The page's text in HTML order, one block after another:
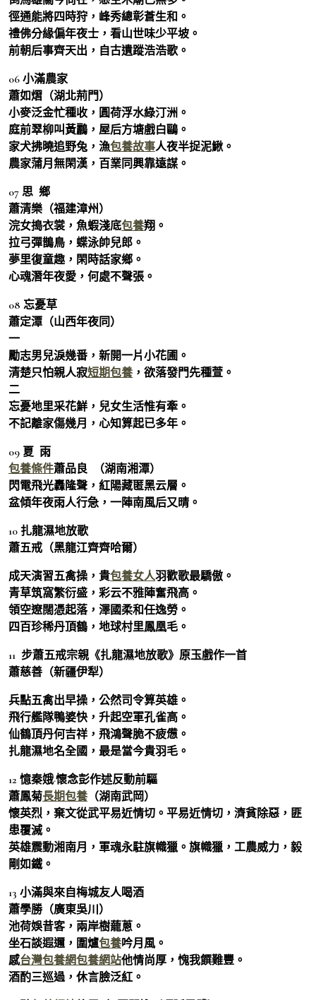
徑通能將四時狩，峰秀總彰蒼生和。
禮佛分緣偏年夜士，看山世味少平坡。
前朝后事齊天出，自古遺蹤浩浩歌。
06 小滿農家
蕭如熠（湖北荊門）
小麥泛金忙種收，圓荷浮水綠汀洲。
庭前翠柳叫黃鸝，屋后方塘戲白鷗。
家犬拂曉追野兔，漁包養故事人夜半捉泥鰍。
農家蒲月無閑漢，百業同興靠遠謀。
07 思 鄉
蕭清樂（福建漳州）
浣女搗衣裳，魚蝦淺底包養翔。
拉弓彈鵲鳥，蝶泳帥兒郎。
夢里復童趣，閑時話家鄉。
心魂潛年夜愛，何處不聲張。
08 忘憂草
蕭定潭（山西年夜同）
一
勵志男兒淚幾番，新開一片小花圃。
清楚只怕親人寂短期包養 ，欲落發門先種萱。
二
忘憂地里采花鮮，兒女生活惟有牽。
不記離家傷幾月，心知算起已多年。
09 夏 雨
包養條件蕭品良 （湖南湘潭）
閃電飛光轟隆聲，紅陽藏匿黑云層。
盆傾年夜雨人行急，一陣南風后又晴。
10 扎龍濕地放歌
蕭五戒（黑龍江齊齊哈爾）
成天演習五禽操，貴包養女人羽歡歌最驕傲。
青草筑窩繁衍盛，彩云不雅陣奮飛高。
領空遼闊憑起落，澤國柔和任逸勞。
四百珍稀丹頂鶴，地球村里鳳凰毛。
11 步蕭五戒宗親《扎龍濕地放歌》原玉戲作一首
蕭慈善（新疆伊犁）
兵點五禽出早操，公然司令算英雄。
飛行艦隊鴨婆快，升起空軍孔雀高。
仙鶴頂丹何吉祥，飛鴻聲脆不疲憊。
扎龍濕地名全國，最是當今貴羽毛。
12 憶秦娥·懷念彭作述反動前驅
蕭鳳菊長期包養 （湖南武岡）
懷英烈，棄文從武平易近情切。平易近情切，濟貧除惡，匪
患覆滅。
英雄震動湘南月，軍魂永駐旗幟獵。旗幟獵，工農威力，毅
剛如鐵。
13 小滿與來自梅城友人喝酒
蕭學勝（廣東吳川）
池荷娛昔客，兩岸樹蘢蔥。
坐石談遐邇，圍爐包養吟月風。
感台灣包養網包養網站他情尚厚，愧我饌難豐。
酒酌三巡過，休言臉泛紅。